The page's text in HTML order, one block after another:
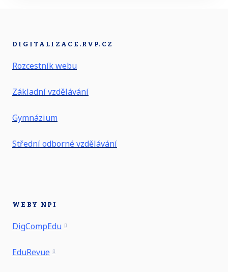
DIGITALIZACE.RVP.CZ
Rozcestník webu
Základní vzdělávání
Gymnázium
Střední odborné vzdělávání
WEBY NPI
DigCompEdu
EduRevue